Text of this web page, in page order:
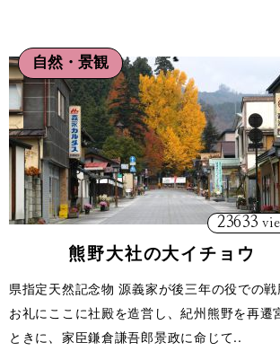
自然・景観
23633
熊野大社の大イチョウ
県指定天然記念物 源義家が後三年の役での戦
お礼にここに社殿を造営し、紀州熊野を再遷
ときに、家臣鎌倉謙吾郎景政に命じて..